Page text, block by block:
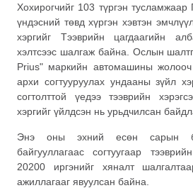
Хохирогчийг 103 түргэн тусламжаар
үндэсний төвд хүргэн хэвтэн
хэргийг Тээврийн цагдаагийн
хэлтсээс шалгаж байна. Ослын
Prius" маркийн автомашины жолооч
архи согтууруулах ундааны зүйл
согтолттой үедээ тээврийн
хэргийг үйлдсэн нь урьдчилсан
Энэ оны эхний есөн сарын
байгууллагаас согтуугаар
20200 иргэнийг хяналт
ажиллагааг явуулсан байна.